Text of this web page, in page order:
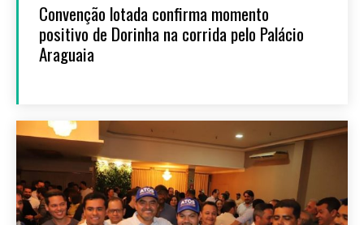
Convenção lotada confirma momento
positivo de Dorinha na corrida pelo Palácio
Araguaia